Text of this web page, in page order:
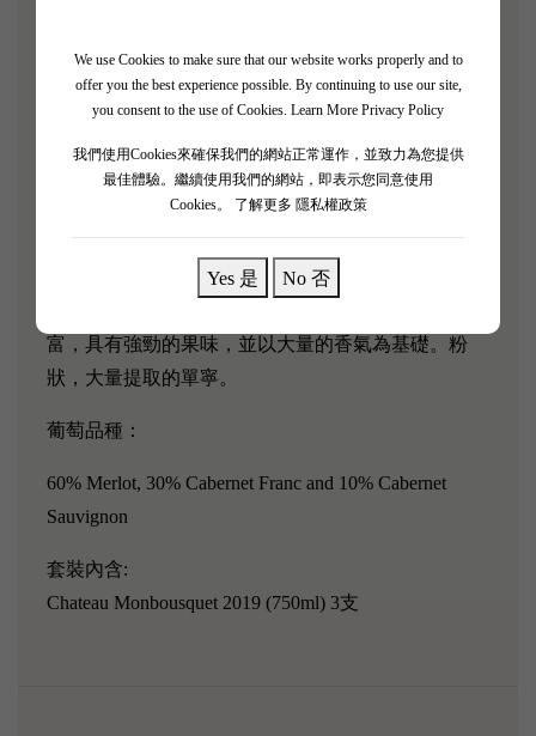
We use Cookies to make sure that our website works properly and to
offer you the best experience possible. By continuing to use our site,
you consent to the use of Cookies. Learn More Privacy Policy
我們使用Cookies來確保我們的網站正常運作，並致力為您提供
最佳體驗。繼續使用我們的網站，即表示您同意使用
Cookies。
了解更多 隱私權政策
Yes 是 No 否
爾多名莊，甚至砸下重金大刀對莊園進行改革，甚至
邀請釀酒大師Michel Rolland來園當釀酒顧問，讓
Chateau Monbousquet的品質和釀酒工藝得到顯著的提
升，令其能在2006年列級至Saint-EmilionGrand Cru
Classee之一。
2019 年Monbousquet 散發著成熟櫻桃、無花果果醬、
甜土氣息、丁香和其他溫暖香料的香氣，這是一款酒
富，具有強勁的果味，並以大量的香氣為基礎。粉
狀，大量提取的單寧。
葡萄品種：
60% Merlot, 30% Cabernet Franc and 10% Cabernet
Sauvignon
套裝內含:
Chateau Monbousquet 2019 (750ml) 3支